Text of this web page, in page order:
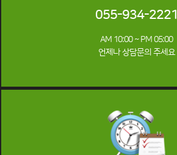
055-934-2221
AM 10:00 ~ PM 05:00
언제나 상담문의 주세요